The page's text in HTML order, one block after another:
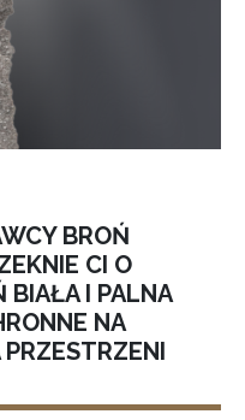
BROŃ
CI O
BIAŁA I PALNA
NA